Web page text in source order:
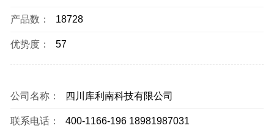
产品数： 18728
优势度： 57
公司名称： 四川库利南科技有限公司
联系电话： 400-1166-196 18981987031